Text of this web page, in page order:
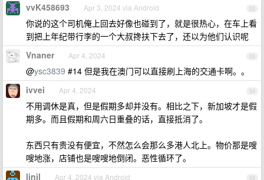
52
vvK458693 Apr 3, 2024 via Android
你说的这个司机俺上回去好像也碰到了，就是很热心，在车上看
到把上年纪带行李的一个大叔搀扶下去了，还以为他们认识呢
53
Vnaner Apr 4, 2024
@ysc3839 #14 但是我在澳门可以直接刷上海的交通卡啊。。
54
ivvei Apr 4, 2024
不用调休是真，但是假期多却并没有。相比之下，新加坡才是假
期多。而且假期和周六日重叠的话，直接抵消了。
东西只有贵没有便宜，不然怎么会那么多港人北上。物价那是嗖
嗖地涨，店铺也是嗖嗖地倒闭。恶性循环了。
55
linil Apr 4, 2024 via Android